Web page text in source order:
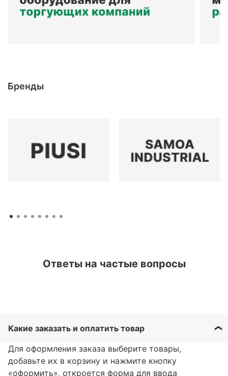
Бренды
Ответы на частые вопросы
Какие заказать и оплатить товар
Для оформления заказа выберите товары,
добавьте их в корзину и нажмите кнопку
«оформить», откроется форма для ввода